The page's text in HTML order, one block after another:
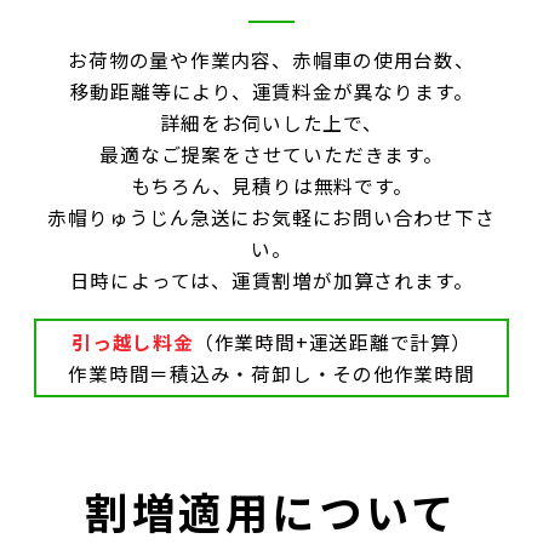
お荷物の量や作業内容、赤帽車の使用台数、
移動距離等により、運賃料金が異なります。
詳細をお伺いした上で、
最適なご提案をさせていただきます。
もちろん、見積りは無料です。
赤帽りゅうじん急送にお気軽にお問い合わせ下さ
い。
日時によっては、運賃割増が加算されます。
引っ越し料金 （作業時間+運送距離で計算）
作業時間＝積込み・荷卸し・その他作業時間
割増適用について